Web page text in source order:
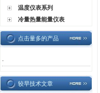
温度仪表系列
冷量热量能量仪表
点击量多的产品
·
较早技术文章